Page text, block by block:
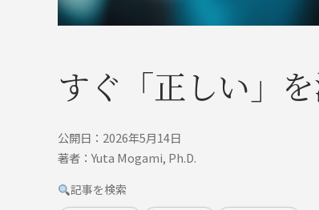
すぐ「正しい」
公開日：2026年5月14日
著者：Yuta Mogami, Ph.D.
記事を検索